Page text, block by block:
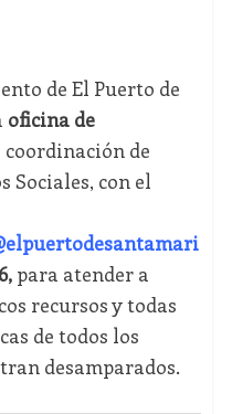
de El Puerto de
oficina de
de
Sociales, con el
para atender a
recursos y todas
de todos los
desamparados.